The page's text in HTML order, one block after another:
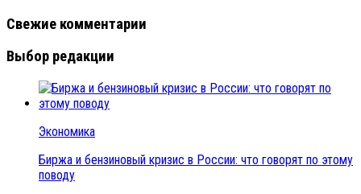
Свежие комментарии
Выбор редакции
Экономика
Биржа и бензиновый кризис в России: что говорят по этому
поводу